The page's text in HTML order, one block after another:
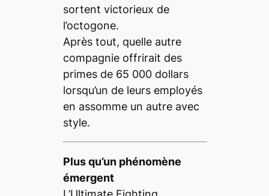
sortent victorieux de
l’octogone.
Après tout, quelle autre
compagnie offrirait des
primes de 65 000 dollars
lorsqu’un de leurs employés
en assomme un autre avec
style.
Plus qu’un phénomène
émergent